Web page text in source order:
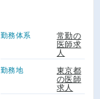
勤務体系
常勤の
医師求
人
勤務地
東京都
の医師
求人